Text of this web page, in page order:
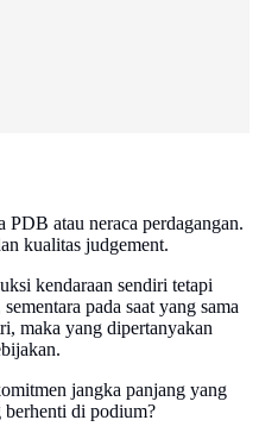
PDB atau neraca perdagangan.
kualitas judgement.
kendaraan sendiri tetapi
pada saat yang sama
maka yang dipertanyakan
jangka panjang yang
berhenti di podium?